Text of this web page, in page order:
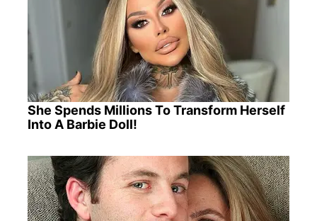
She Spends Millions To Transform Herself
Into A Barbie Doll!